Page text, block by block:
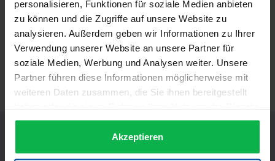
personalisieren, Funktionen für soziale Medien anbieten
zu können und die Zugriffe auf unsere Website zu
analysieren. Außerdem geben wir Informationen zu Ihrer
Verwendung unserer Website an unsere Partner für
soziale Medien, Werbung und Analysen weiter. Unsere
Partner führen diese Informationen möglicherweise mit
weiteren Daten zusammen, die Sie ihnen bereitgestellt
gesammelt haben.
Akzeptieren
Entwickler für Coloration oder Blondierung. Verarbeitung
gemäß Geb…Mehr
Informationen zur Produktsicherheit
Trusted Shops Bewertungen